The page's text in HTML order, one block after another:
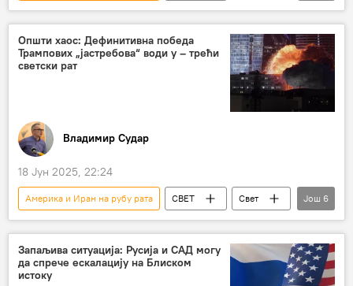
Свет – политика
Иран
Америка
Срђа Трифковић
Блиски исток
Ормуски мореуз
Општи хаос: Дефинитивна победа
Трампових „јастребова“ води у – трећи
светски рат
Владимир Судар
18 Јун 2025, 22:24
Америка и Иран на рубу рата СВЕТ
Свет
Свет – политика
Израел
Иран
Војска и наоружање
Анализе и мишљења
Доналд Трамп
Још 6
Запаљива ситуација: Русија и САД могу
да спрече ескалацију на Блиском
истоку